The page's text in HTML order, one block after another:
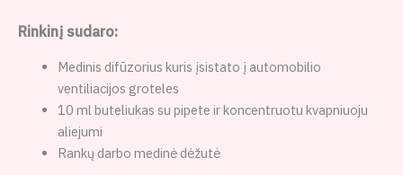
Rinkinį sudaro:
Medinis difūzorius kuris įsistato į automobilio
ventiliacijos groteles
10 ml buteliukas su pipete ir koncentruotu kvapniuoju
aliejumi
Rankų darbo medinė dėžutė